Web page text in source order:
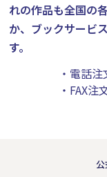
れの作品も全国の
か、ブックサービ
す。
・電話注
・FAX注